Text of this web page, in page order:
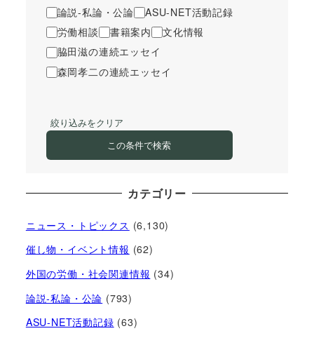
論説-私論・公論
ASU-NET活動記録
労働相談
書籍案内
文化情報
脇田滋の連続エッセイ
森岡孝二の連続エッセイ
絞り込みをクリア
この条件で検索
カテゴリー
ニュース・トピックス (6,130)
催し物・イベント情報 (62)
外国の労働・社会関連情報 (34)
論説-私論・公論 (793)
ASU-NET活動記録 (63)